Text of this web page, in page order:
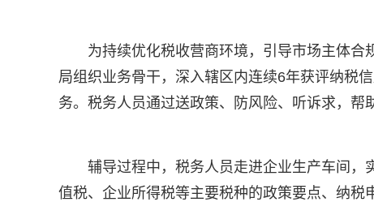
为持续优化税收营商环境，引导市场主体
局组织业务骨干，深入辖区内连续6年获评纳税
务。税务人员通过送政策、防风险、听诉求，帮
辅导过程中，税务人员走进企业生产车间
值税、企业所得税等主要税种的政策要点、纳